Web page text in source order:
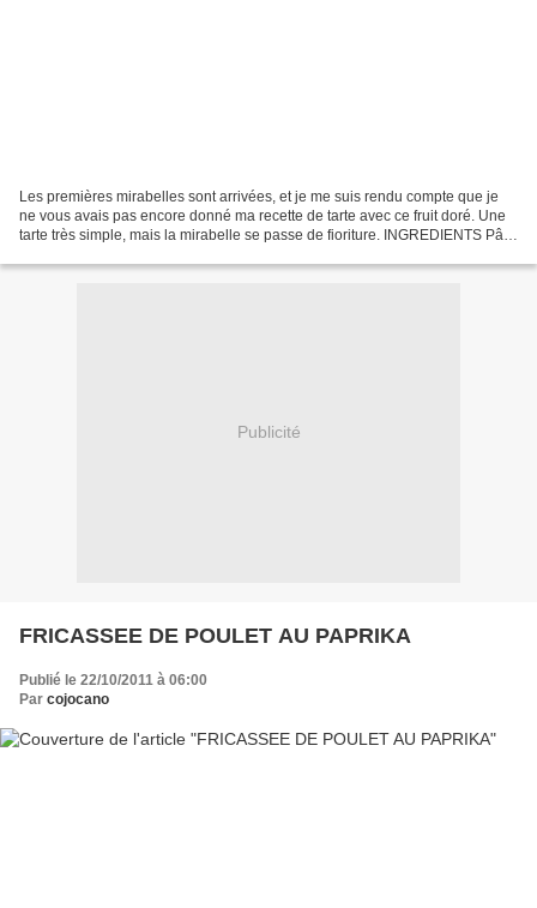
Les premières mirabelles sont arrivées, et je me suis rendu compte que je
ne vous avais pas encore donné ma recette de tarte avec ce fruit doré. Une
tarte très simple, mais la mirabelle se passe de fioriture. INGREDIENTS Pâte
Publicité
FRICASSEE DE POULET AU PAPRIKA
Publié le 22/10/2011 à 06:00
Par cojocano